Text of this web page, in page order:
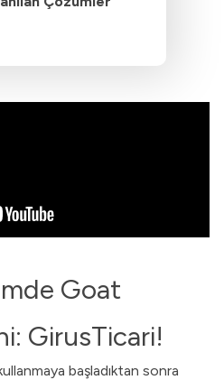
Goat
GirusTicari!
başladıktan sonra